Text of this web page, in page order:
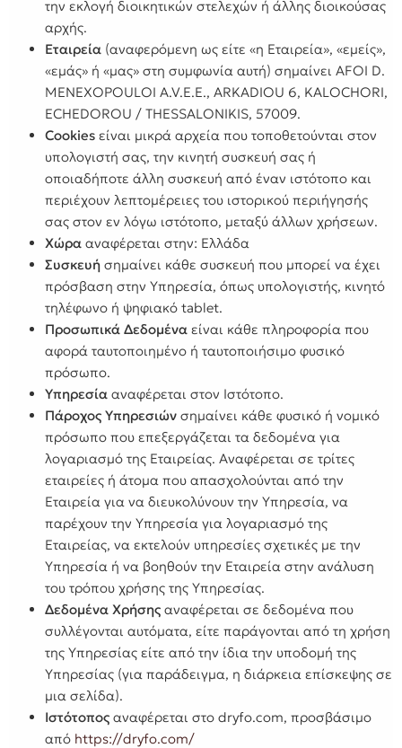
την εκλογή διοικητικών στελεχών ή άλλης διοικούσας
αρχής.
Εταιρεία (αναφερόμενη ως είτε «η Εταιρεία», «εμείς»,
«εμάς» ή «μας» στη συμφωνία αυτή) σημαίνει AFOI D.
MENEXOPOULOI A.V.E.E., ARKADIOU 6, KALOCHORI,
ECHEDOROU / THESSALONIKIS, 57009.
Cookies είναι μικρά αρχεία που τοποθετούνται στον
υπολογιστή σας, την κινητή συσκευή σας ή
οποιαδήποτε άλλη συσκευή από έναν ιστότοπο και
περιέχουν λεπτομέρειες του ιστορικού περιήγησής
σας στον εν λόγω ιστότοπο, μεταξύ άλλων χρήσεων.
Χώρα αναφέρεται στην: Ελλάδα
Συσκευή σημαίνει κάθε συσκευή που μπορεί να έχει
πρόσβαση στην Υπηρεσία, όπως υπολογιστής, κινητό
τηλέφωνο ή ψηφιακό tablet.
Προσωπικά Δεδομένα είναι κάθε πληροφορία που
αφορά ταυτοποιημένο ή ταυτοποιήσιμο φυσικό
πρόσωπο.
Υπηρεσία αναφέρεται στον Ιστότοπο.
Πάροχος Υπηρεσιών σημαίνει κάθε φυσικό ή νομικό
πρόσωπο που επεξεργάζεται τα δεδομένα για
λογαριασμό της Εταιρείας. Αναφέρεται σε τρίτες
εταιρείες ή άτομα που απασχολούνται από την
Εταιρεία για να διευκολύνουν την Υπηρεσία, να
παρέχουν την Υπηρεσία για λογαριασμό της
Εταιρείας, να εκτελούν υπηρεσίες σχετικές με την
Υπηρεσία ή να βοηθούν την Εταιρεία στην ανάλυση
του τρόπου χρήσης της Υπηρεσίας.
Δεδομένα Χρήσης αναφέρεται σε δεδομένα που
συλλέγονται αυτόματα, είτε παράγονται από τη χρήση
της Υπηρεσίας είτε από την ίδια την υποδομή της
Υπηρεσίας (για παράδειγμα, η διάρκεια επίσκεψης σε
μια σελίδα).
Ιστότοπος αναφέρεται στο dryfo.com, προσβάσιμο
από https://dryfo.com/